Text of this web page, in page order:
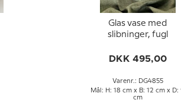
Glas vase med
slibninger, fugl
DKK 495,00
Varenr.: DG4855
Mål: H: 18 cm x B: 12 cm x D:
cm